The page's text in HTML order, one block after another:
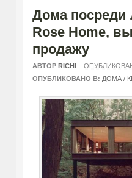
Дома посреди
Rose Home,
продажу
АВТОР RICHI –
ОПУБЛИКОВАНО В: ДОМА /